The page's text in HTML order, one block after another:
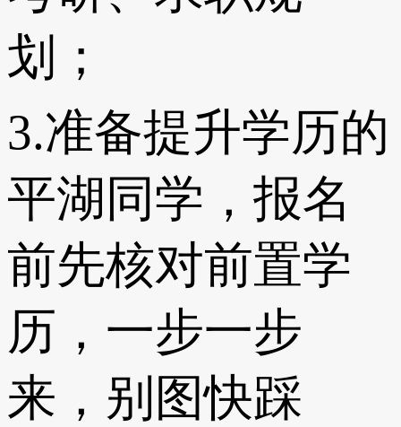
划；
3.准备提升学历的
平湖同学，报名
前先核对前置学
历，一步一步
来，别图快踩